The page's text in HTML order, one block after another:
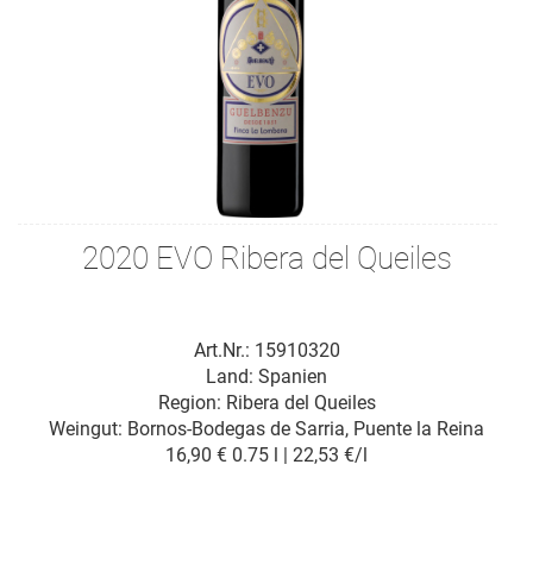
2020 EVO Ribera del Queiles
Art.Nr.: 15910320
Land: Spanien
Region: Ribera del Queiles
Weingut: Bornos-Bodegas de Sarria, Puente la Reina
16,90 € 0.75 l | 22,53 €/l